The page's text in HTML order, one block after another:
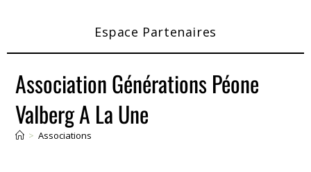
Espace Partenaires
Association Générations Péone
Valberg A La Une
> Associations